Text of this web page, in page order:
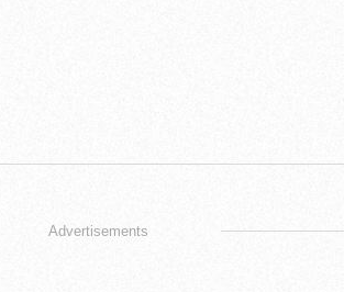
Advertisements